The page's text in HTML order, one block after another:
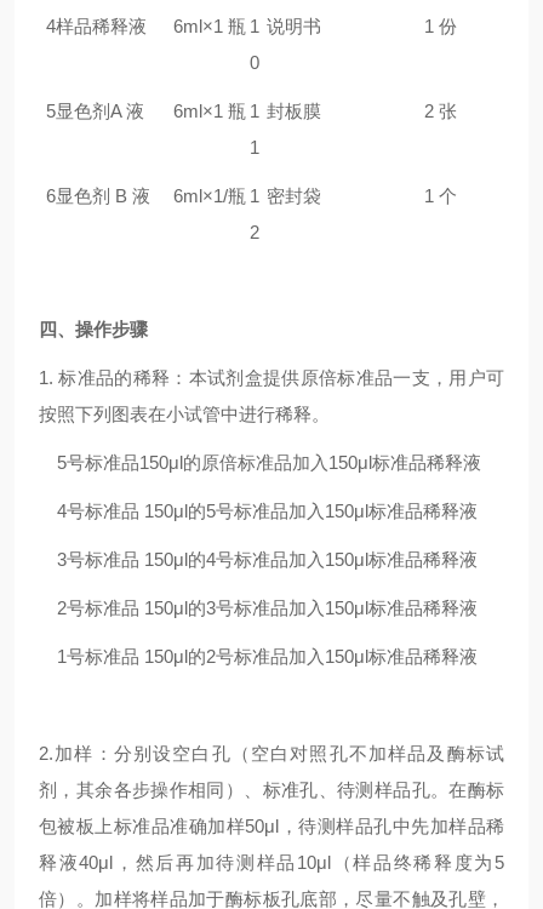
4样品稀释液 6ml×1 瓶 1
0
说明书 1 份
5显色剂A 液 6ml×1 瓶 1
1
封板膜 2 张
6显色剂 B 液 6ml×1/瓶 1
2
密封袋 1 个
四、操作步骤
1. 标准品的稀释：本试剂盒提供原倍标准品一支，用户可
按照下列图表在小试管中进行稀释。
5号标准品150μl的原倍标准品加入150μl标准品稀释液
4号标准品 150μl的5号标准品加入150μl标准品稀释液
3号标准品 150μl的4号标准品加入150μl标准品稀释液
2号标准品 150μl的3号标准品加入150μl标准品稀释液
1号标准品 150μl的2号标准品加入150μl标准品稀释液
2.加样：分别设空白孔（空白对照孔不加样品及酶标试
剂，其余各步操作相同）、标准孔、待测样品孔。在酶标
包被板上标准品准确加样50μl，待测样品孔中先加样品稀
释液40μl，然后再加待测样品10μl（样品终稀释度为5
倍）。加样将样品加于酶标板孔底部，尽量不触及孔壁，